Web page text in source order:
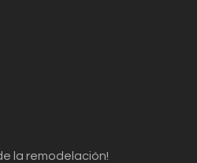
la remodelación!